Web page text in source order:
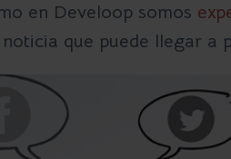
en Develoopsomos
que puede llegar a